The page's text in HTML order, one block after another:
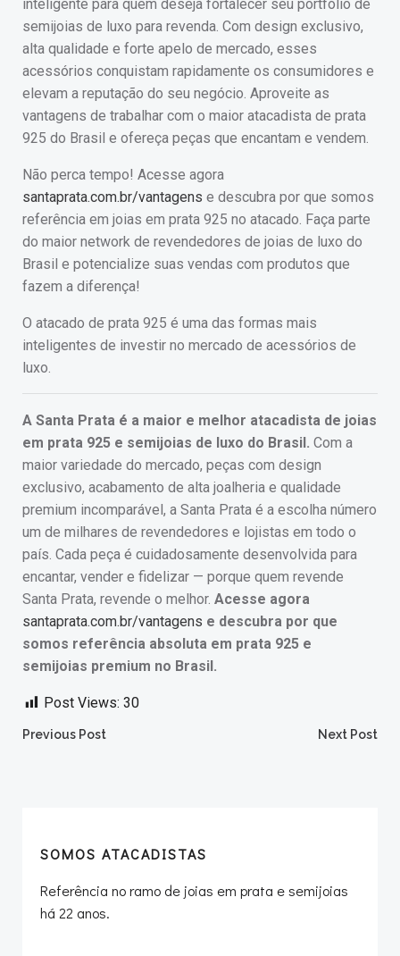
inteligente para quem deseja fortalecer seu portfólio de
semijoias de luxo para revenda. Com design exclusivo,
alta qualidade e forte apelo de mercado, esses
acessórios conquistam rapidamente os consumidores e
elevam a reputação do seu negócio. Aproveite as
vantagens de trabalhar com o maior atacadista de prata
925 do Brasil e ofereça peças que encantam e vendem.
Não perca tempo! Acesse agora
santaprata.com.br/vantagens e descubra por que somos
referência em joias em prata 925 no atacado. Faça parte
do maior network de revendedores de joias de luxo do
Brasil e potencialize suas vendas com produtos que
fazem a diferença!
O atacado de prata 925 é uma das formas mais
inteligentes de investir no mercado de acessórios de
luxo.
A Santa Prata é a maior e melhor atacadista de joias
em prata 925 e semijoias de luxo do Brasil. Com a
maior variedade do mercado, peças com design
exclusivo, acabamento de alta joalheria e qualidade
premium incomparável, a Santa Prata é a escolha número
um de milhares de revendedores e lojistas em todo o
país. Cada peça é cuidadosamente desenvolvida para
encantar, vender e fidelizar — porque quem revende
Santa Prata, revende o melhor. Acesse agora
santaprata.com.br/vantagens e descubra por que
somos referência absoluta em prata 925 e
semijoias premium no Brasil.
Post Views: 30
Post
Previous Post Next Post
SOMOS ATACADISTAS
Referência no ramo de joias em prata e semijoias
há 22 anos.